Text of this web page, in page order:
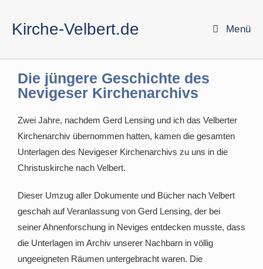
Kirche-Velbert.de Menü
Die jüngere Geschichte des
Nevigeser Kirchenarchivs
Zwei Jahre, nachdem Gerd Lensing und ich das Velberter
Kirchenarchiv übernommen hatten, kamen die gesamten
Unterlagen des Nevigeser Kirchenarchivs zu uns in die
Christuskirche nach Velbert.
Dieser Umzug aller Dokumente und Bücher nach Velbert
geschah auf Veranlassung von Gerd Lensing, der bei
seiner Ahnenforschung in Neviges entdecken musste, dass
die Unterlagen im Archiv unserer Nachbarn in völlig
ungeeigneten Räumen untergebracht waren. Die